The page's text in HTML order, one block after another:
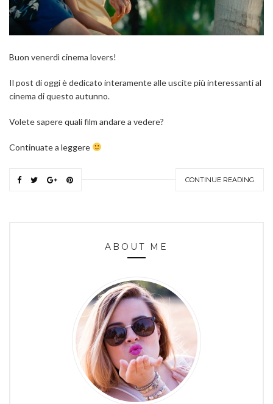
Buon venerdì cinema lovers!
Il post di oggi è dedicato interamente alle uscite più interessanti al
cinema di questo autunno.
Volete sapere quali film andare a vedere?
Continuate a leggere
CONTINUE READING
ABOUT ME